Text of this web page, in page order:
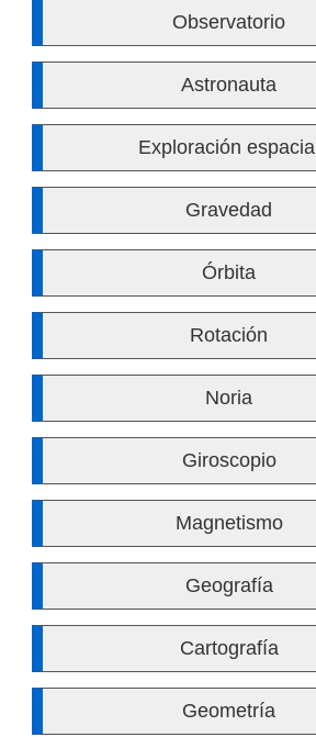
Observatorio
Astronauta
Exploración espacial
Gravedad
Órbita
Rotación
Noria
Giroscopio
Magnetismo
Geografía
Cartografía
Geometría